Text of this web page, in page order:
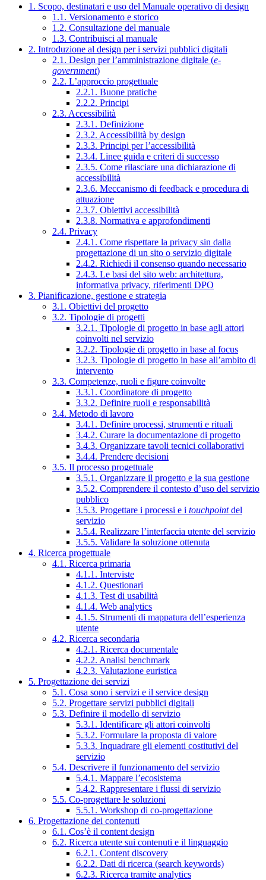
1. Scopo, destinatari e uso del Manuale operativo di design
1.1. Versionamento e storico
1.2. Consultazione del manuale
1.3. Contribuisci al manuale
2. Introduzione al design per i servizi pubblici digitali
2.1. Design per l’amministrazione digitale (e-
government)
2.2. L’approccio progettuale
2.2.1. Buone pratiche
2.2.2. Principi
2.3. Accessibilità
2.3.1. Definizione
2.3.2. Accessibilità by design
2.3.3. Principi per l’accessibilità
2.3.4. Linee guida e criteri di successo
2.3.5. Come rilasciare una dichiarazione di
accessibilità
2.3.6. Meccanismo di feedback e procedura di
attuazione
2.3.7. Obiettivi accessibilità
2.3.8. Normativa e approfondimenti
2.4. Privacy
2.4.1. Come rispettare la privacy sin dalla
progettazione di un sito o servizio digitale
2.4.2. Richiedi il consenso quando necessario
2.4.3. Le basi del sito web: architettura,
informativa privacy, riferimenti DPO
3. Pianificazione, gestione e strategia
3.1. Obiettivi del progetto
3.2. Tipologie di progetti
3.2.1. Tipologie di progetto in base agli attori
coinvolti nel servizio
3.2.2. Tipologie di progetto in base al focus
3.2.3. Tipologie di progetto in base all’ambito di
intervento
3.3. Competenze, ruoli e figure coinvolte
3.3.1. Coordinatore di progetto
3.3.2. Definire ruoli e responsabilità
3.4. Metodo di lavoro
3.4.1. Definire processi, strumenti e rituali
3.4.2. Curare la documentazione di progetto
3.4.3. Organizzare tavoli tecnici collaborativi
3.4.4. Prendere decisioni
3.5. Il processo progettuale
3.5.1. Organizzare il progetto e la sua gestione
3.5.2. Comprendere il contesto d’uso del servizio
pubblico
3.5.3. Progettare i processi e i touchpointdel
servizio
3.5.4. Realizzare l’interfaccia utente del servizio
3.5.5. Validare la soluzione ottenuta
4. Ricerca progettuale
4.1. Ricerca primaria
4.1.1. Interviste
4.1.2. Questionari
4.1.3. Test di usabilità
4.1.4. Web analytics
4.1.5. Strumenti di mappatura dell’esperienza
utente
4.2. Ricerca secondaria
4.2.1. Ricerca documentale
4.2.2. Analisi benchmark
4.2.3. Valutazione euristica
5. Progettazione dei servizi
5.1. Cosa sono i servizi e il service design
5.2. Progettare servizi pubblici digitali
5.3. Definire il modello di servizio
5.3.1. Identificare gli attori coinvolti
5.3.2. Formulare la proposta di valore
5.3.3. Inquadrare gli elementi costitutivi del
servizio
5.4. Descrivere il funzionamento del servizio
5.4.1. Mappare l’ecosistema
5.4.2. Rappresentare i flussi di servizio
5.5. Co-progettare le soluzioni
5.5.1. Workshop di co-progettazione
6. Progettazione dei contenuti
6.1. Cos’è il content design
6.2. Ricerca utente sui contenuti e il linguaggio
6.2.1. Content discovery
6.2.2. Dati di ricerca (search keywords)
6.2.3. Ricerca tramite analytics